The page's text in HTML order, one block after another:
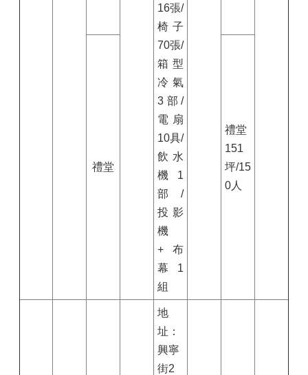
16張/
椅子
70張/
箱型
冷氣
3部/
電扇
10具/
飲水
機1
部 /
投影
機
+布
幕1
組
禮堂
禮堂
151
坪/15
0人
地
址：
興寧
街2